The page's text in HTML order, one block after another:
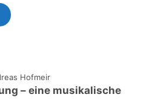
Hofmeir
– eine musikalische